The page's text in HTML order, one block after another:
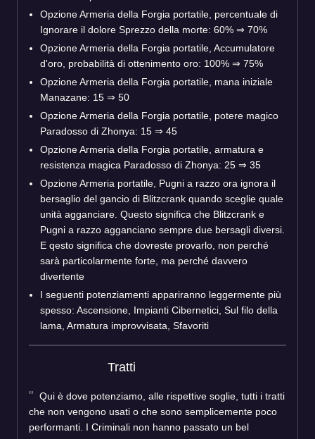
Opzione Armeria della Forgia portatile, percentuale di
Ignorare il dolore Sprezzo della morte: 60% ⇒ 70%
Opzione Armeria della Forgia portatile, Accumulatore
d'oro, probabilità di ottenimento oro: 100% ⇒ 75%
Opzione Armeria della Forgia portatile, mana iniziale
Manazane: 15 ⇒ 50
Opzione Armeria della Forgia portatile, potere magico
Paradosso di Zhonya: 15 ⇒ 45
Opzione Armeria della Forgia portatile, armatura e
resistenza magica Paradosso di Zhonya: 25 ⇒ 35
Opzione Armeria portatile, Pugni a razzo ora ignora il
bersaglio del gancio di Blitzcrank quando sceglie quale
unità agganciare. Questo significa che Blitzcrank e
Pugni a razzo agganciano sempre due bersagli diversi.
E qesto significa che dovreste provarlo, non perché
sarà particolarmente forte, ma perché davvero
divertente
I seguenti potenziamenti appariranno leggermente più
spesso: Ascensione, Impianti Cibernetici, Sul filo della
lama, Armatura improvvisata, Sfavoriti
Tratti
Qui è dove potenziamo, alle rispettive soglie, tutti i tratti
che non vengono usati o che sono semplicemente poco
performanti. I Criminali non hanno passato un bel